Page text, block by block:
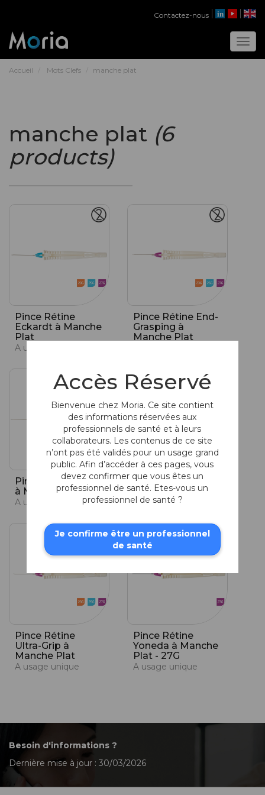
Contactez-nous
Accueil Mots Clefs manche plat
manche plat (6
products)
Pince Rétine
Eckardt à Manche
Plat
A usage unique
Pince Rétine End-
Grasping à
Manche Plat
Pince Rétine ILM
à Manche Plat
A usage unique
Pince Rétine Tano
à Manche Plat
A usage unique
Pince Rétine
Ultra-Grip à
Manche Plat
A usage unique
Pince Rétine
Yoneda à Manche
Plat - 27G
A usage unique
Besoin d'informations ?
Dernière mise à jour : 30/03/2026
Accès Réservé
Bienvenue chez Moria. Ce site contient
des informations réservées aux
professionnels de santé et à leurs
collaborateurs. Les contenus de ce site
n’ont pas été validés pour un usage grand
public. Afin d’accéder à ces pages, vous
devez confirmer que vous êtes un
professionnel de santé. Etes-vous un
professionnel de santé ?
Je confirme être un professionnel
de santé